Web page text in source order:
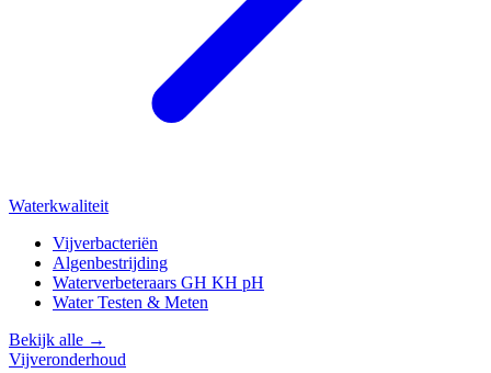
Waterkwaliteit
Vijverbacteriën
Algenbestrijding
Waterverbeteraars GH KH pH
Water Testen & Meten
Bekijk alle →
Vijveronderhoud